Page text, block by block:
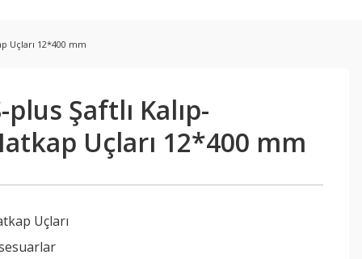
Uçları 12*400 mm
plus Şaftlı Kalıp-
Uçları 12*400 mm
Uçları